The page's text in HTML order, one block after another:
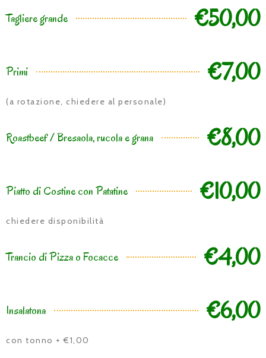
Tagliere grande €50,00
Primi €7,00
(a rotazione, chiedere al personale)
Roastbeef / Bresaola, rucola e grana €8,00
Piatto di Costine con Patatine €10,00
chiedere disponibilità
Trancio di Pizza o Focacce €4,00
Insalatona €6,00
con tonno + €1,00